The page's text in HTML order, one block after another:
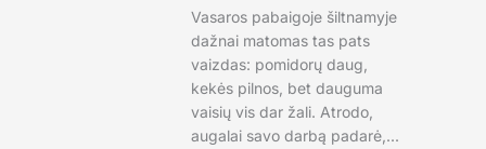
Vasaros pabaigoje šiltnamyje
dažnai matomas tas pats
vaizdas: pomidorų daug,
kekės pilnos, bet dauguma
vaisių vis dar žali. Atrodo,
augalai savo darbą padarė,...